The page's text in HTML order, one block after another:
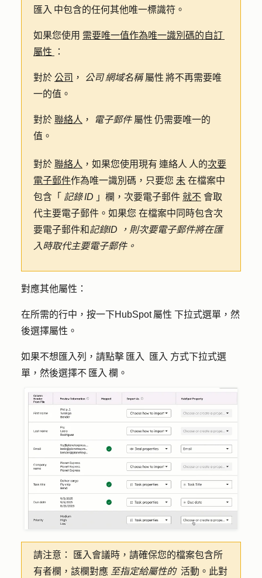
匯入 中包含的任何其他唯一標識符。
如果您使用 需要唯一值作為唯一識別碼的自訂
屬性
：
對於 公司 ， 公司 網域名稱屬性 將不再需要唯
一的值。
對於 聯絡人 ， 電子郵件屬性 仍需要唯一的
值。
對於 聯絡人 ，如果您使用現有 連絡人 人的次要
電子郵件作為唯一識別碼，只要您 未 在檔案中
包含「 記錄 ID 」欄，次要電子郵件 就不 會取
代主要電子郵件。如果您 在檔案中同時包含次
要電子郵件和記錄ID ，則次要電子郵件將在匯
入時取代主要電子郵件。
對應其他屬性：
在所需的行中，按一下HubSpot 屬性 下拉式選單，然
後選擇屬性 。
如果不想匯入列，請點擊 匯入 匯入 方式下拉式選
單，然後選擇不 匯入 欄 。
請注意：
匯入會議時，請確保您的檔案包含所
有者欄，該欄對應 至指定給屬性的 活動。此對